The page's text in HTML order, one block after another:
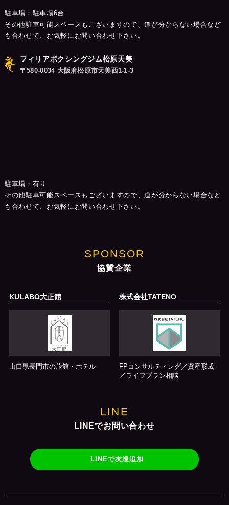
駐車場：駐車場6台
その他駐車可能スペースもございますので、道が分からない場合など
も合わせて、お気軽にお問い合わせ下さい。
フィリアボクシングジム松原天美
〒580-0034 大阪府松原市天美西1-1-3
駐車場：有り
その他駐車可能スペースもございますので、道が分からない場合など
も合わせて、お気軽にお問い合わせ下さい。
SPONSOR
協賛企業
KULABO大正館
山口県長門市の旅館・ホテル
株式会社TATENO
FPコンサルティング／資産形成
／ライフプラン相談
LINE
LINEでお問い合わせ
LINEで友達追加